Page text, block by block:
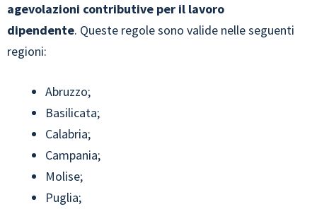
agevolazioni contributive per il lavoro
dipendente. Queste regole sono valide nelle seguenti
regioni:
Abruzzo;
Basilicata;
Calabria;
Campania;
Molise;
Puglia;